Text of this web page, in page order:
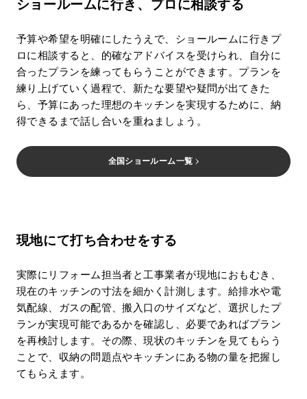
ショールームに行き、プロに相談する
予算や希望を明確にしたうえで、ショールームに行きプ
ロに相談すると、的確なアドバイスを受けられ、自分に
合ったプランを練ってもらうことができます。プランを
練り上げていく過程で、新たな要望や疑問が出てきた
ら、予算にあった理想のキッチンを実現するために、納
得できるまで話し合いを重ねましょう。
全国ショールーム一覧
現地にて打ち合わせをする
実際にリフォーム担当者と工事業者が現地におもむき、
現在のキッチンの寸法を細かく計測します。給排水や電
気配線、ガスの配管、搬入口のサイズなど、選択したプ
ランが実現可能であるかを確認し、必要であればプラン
を再検討します。その際、現状のキッチンを見てもらう
ことで、収納の問題点やキッチンにある物の量を把握し
てもらえます。